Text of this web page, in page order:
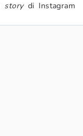
storydi Instagram